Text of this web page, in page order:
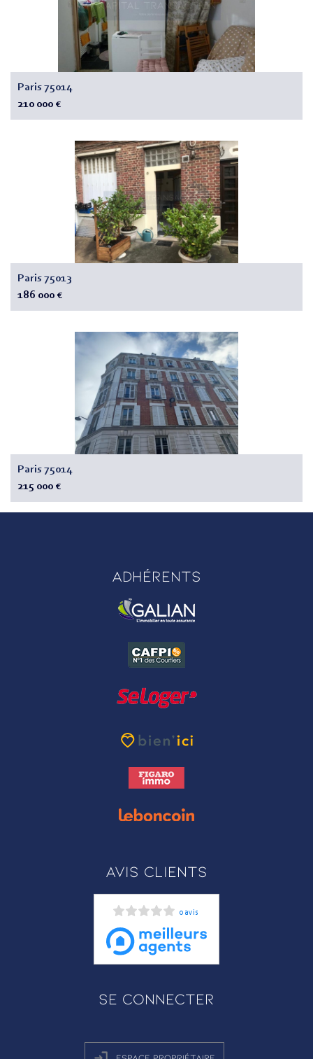
Paris 75014
210 000 €
Paris 75013
186 000 €
Paris 75014
215 000 €
Avis clients
0 avis
Adhérents
Se connecter